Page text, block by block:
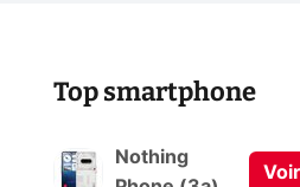
Top smartphone
Nothing